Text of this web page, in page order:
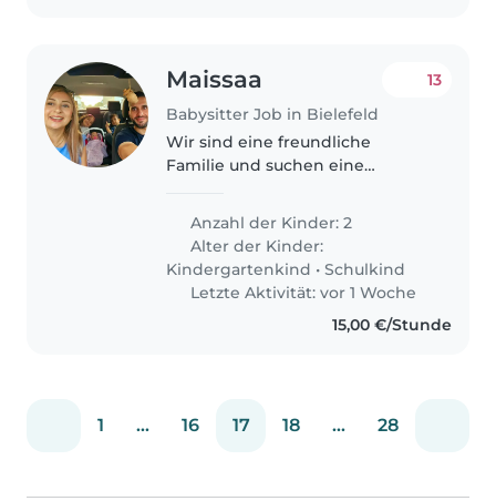
Maissaa
Babysitter Job in Bielefeld
13
Wir sind eine freundliche
Familie und suchen eine
Babysitterin für unsere beiden
Kinder (3 und 9 Jahre). Unsere
Kinder sind fröhlich, neugierig
und unkompliziert...
Anzahl der Kinder: 2
Alter der Kinder:
Kindergartenkind •Schulkind
Letzte Aktivität: vor 1 Woche
15,00 €/Stunde
1 ... 16 17 18 ... 28